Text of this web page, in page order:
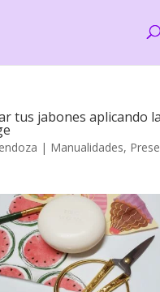
tus jabones aplicando
| Manualidades,